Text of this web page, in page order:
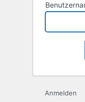
Anmelden